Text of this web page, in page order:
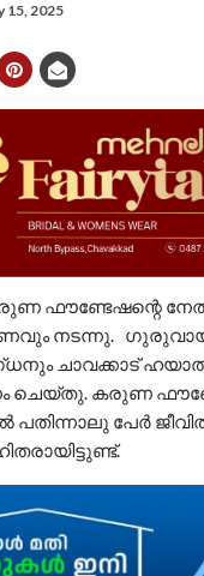
15, 2025
ഫൗണ്ടേഷന്റെ
നടന്നു. ഗുരുവായൂർ
ചാവക്കാട്
ചെയ്തു. കരുണ
പേർ